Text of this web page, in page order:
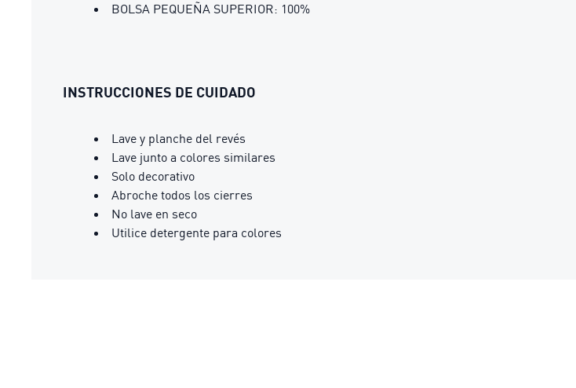
BOLSA PEQUEÑA SUPERIOR: 100%
INSTRUCCIONES DE CUIDADO
Lave y planche del revés
Lave junto a colores similares
Solo decorativo
Abroche todos los cierres
No lave en seco
Utilice detergente para colores